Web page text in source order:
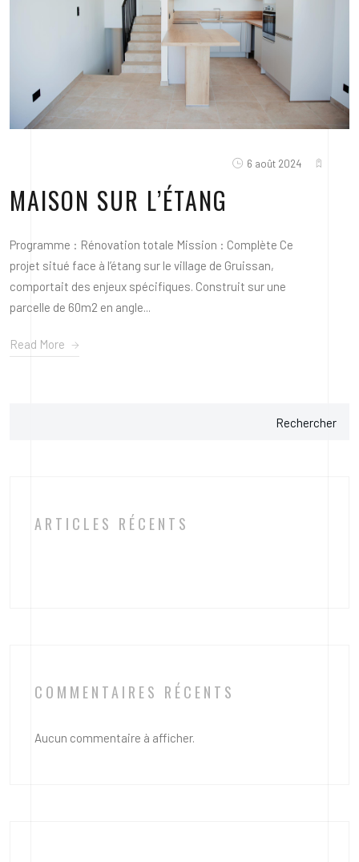
6 août 2024
MAISON SUR L’ÉTANG
Programme : Rénovation totale Mission : Complète Ce
projet situé face à l’étang sur le village de Gruissan,
comportait des enjeux spécifiques. Construit sur une
parcelle de 60m2 en angle...
Read More
Rechercher
ARTICLES RÉCENTS
COMMENTAIRES RÉCENTS
Aucun commentaire à afficher.